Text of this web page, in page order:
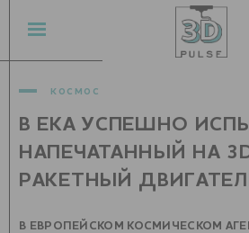
космос
В ЕКА УСПЕШНО
НАПЕЧАТАННЫЙ НА
РАКЕТНЫЙ
В ЕВРОПЕЙСКОМ КОСМИЧЕСКОМ